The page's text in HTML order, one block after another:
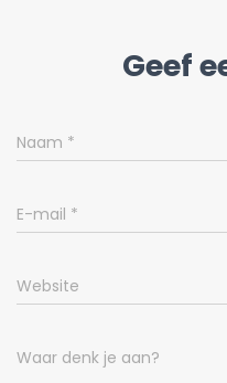
Geef
Naam *
E-mail *
Website
Waar denk je aan?